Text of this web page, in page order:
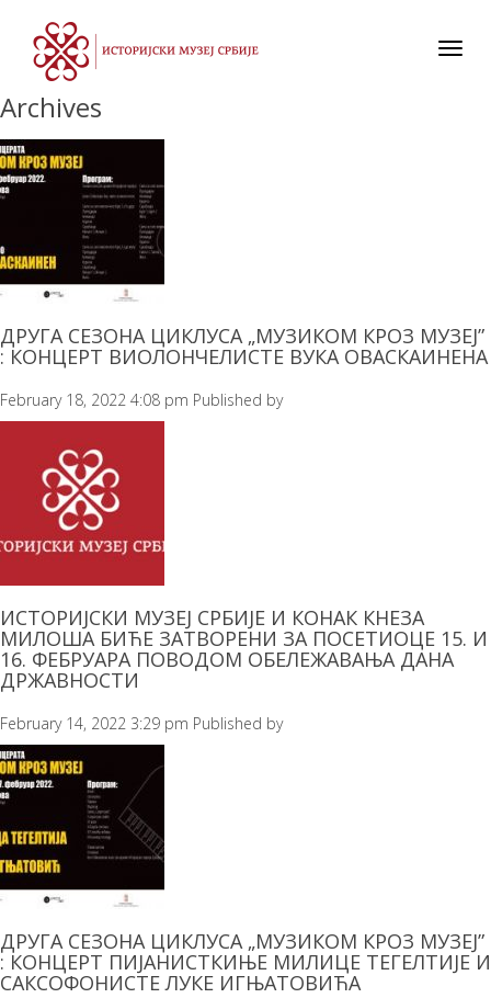
Archives
ДРУГА СЕЗОНА ЦИКЛУСА „МУЗИКОМ КРОЗ МУЗЕЈ”
: КОНЦЕРТ ВИОЛОНЧЕЛИСТЕ ВУКА ОВАСКАИНЕНА
February 18, 2022 4:08 pm Published by
ИСТОРИЈСКИ МУЗЕЈ СРБИЈЕ И КОНАК КНЕЗА
МИЛОША БИЋЕ ЗАТВОРЕНИ ЗА ПОСЕТИОЦЕ 15. И
16. ФЕБРУАРА ПОВОДОМ ОБЕЛЕЖАВАЊА ДАНА
ДРЖАВНОСТИ
February 14, 2022 3:29 pm Published by
ДРУГА СЕЗОНА ЦИКЛУСА „МУЗИКОМ КРОЗ МУЗЕЈ”
: КОНЦЕРТ ПИЈАНИСТКИЊЕ МИЛИЦЕ ТЕГЕЛТИЈЕ И
САКСОФОНИСТЕ ЛУКЕ ИГЊАТОВИЋА